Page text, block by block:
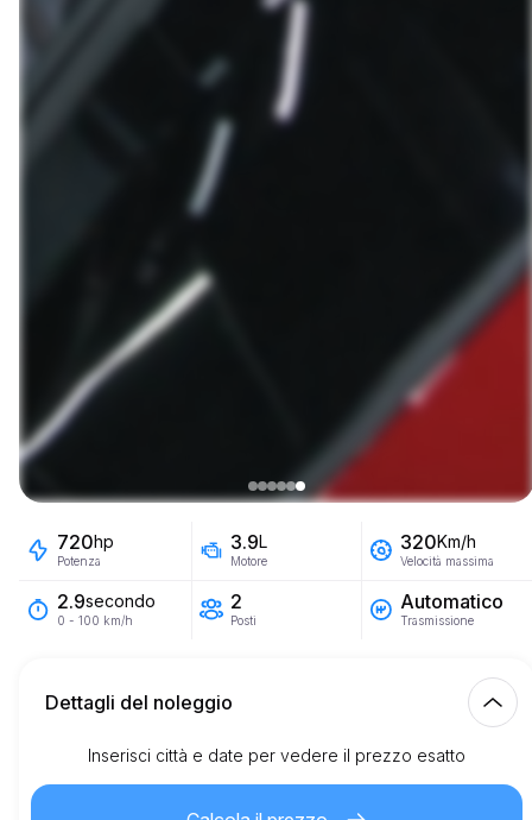
720hp
Potenza
3.9L
Motore
320Km/h
Velocità massima
2.9secondo
0 - 100 km/h
2
Posti
Automatico
Trasmissione
Dettagli del noleggio
Km inclusi 150.00
Inserisci città e date per vedere il prezzo esatto